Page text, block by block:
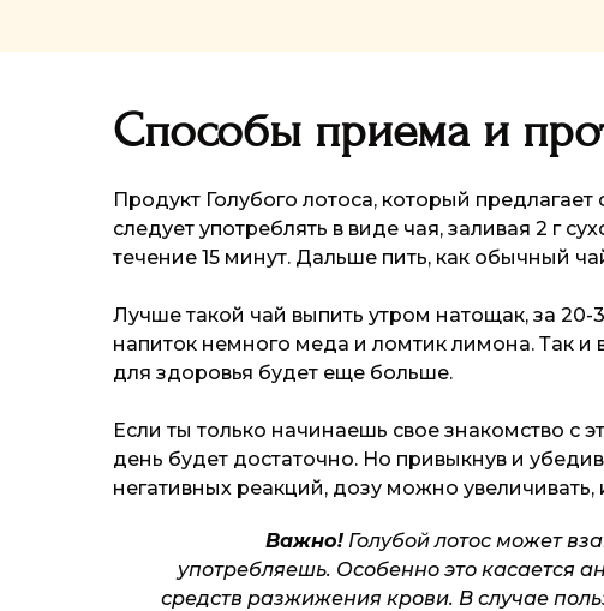
Способы приема и
Продукт Голубого лотоса, который
следует употреблять в виде чая, заливая 2 г
течение 15 минут. Дальше пить, как обычный
Лучше такой чай выпить утром натощак, за
напиток немного меда и ломтик лимона. Так и
для здоровья будет еще больше.
Если ты только начинаешь свое знакомство с
день будет достаточно. Но привыкнув и
негативных реакций, дозу можно
Важно! Голубой лотос может
употребляешь. Особенно это касается
средств разжижения крови. В случае